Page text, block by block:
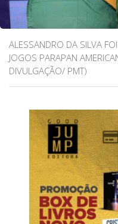
ALESSANDRO DA SILVA
JOGOS PARAPAN
DIVULGAÇÃO/ PMT)